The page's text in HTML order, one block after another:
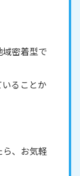
密着型で
ることか
、お気軽